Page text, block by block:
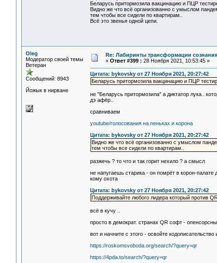
Беларусь притормозила вакцинацию и ПЦР
Видно же что всё организованно с умыслом
тем чтобы все сидели по квартирам..
Всё это звенья одной цепи.
Oleg
Модератор своей темы
Ветеран
Сообщений: 8943
Йожык в нирване
Re: Лабиринты трансформации
« Ответ #399 : 28 Ноября 2021, 10:53:45 »
Цитата: bykovsky от 27 Ноября 2021, 20:27:42
Беларусь притормозила вакцинацию и ПЦР
не "Беларусь притормозила" а диктатор лука..
дэ афёр..
сравниваем
youtube/голосования на пеньках и корона
Цитата: bykovsky от 27 Ноября 2021, 20:27:42
Видно же что всё организованно с умыслом
тем чтобы все сидели по квартирам..
разжечь ? то что и так горит нехило ? а смысл
не напугаешь старика - он помрёт в корон-палате
кому охота
Цитата: bykovsky от 27 Ноября 2021, 20:27:42
Поддерживайте любого лидера который против
всё в кучу ..
просто в демократ. странах QR софт -
вот и начните с этого - освойте кодописательство
https://roskomsvoboda.org/search/?query=qr
https://4pda.to/search/?query=qr